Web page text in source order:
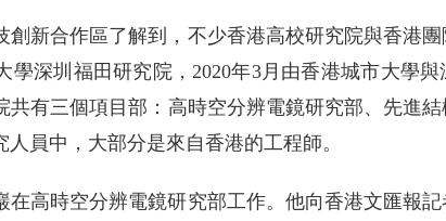
創新合作區了解到，不少香港高校研究院與香港
學深圳福田研究院，2020年3月由香港城市大學
有三個項目部：高時空分辨電鏡研究部、先進結
員中，大部分是來自香港的工程師。
在高時空分辨電鏡研究部工作。他向香港文匯報